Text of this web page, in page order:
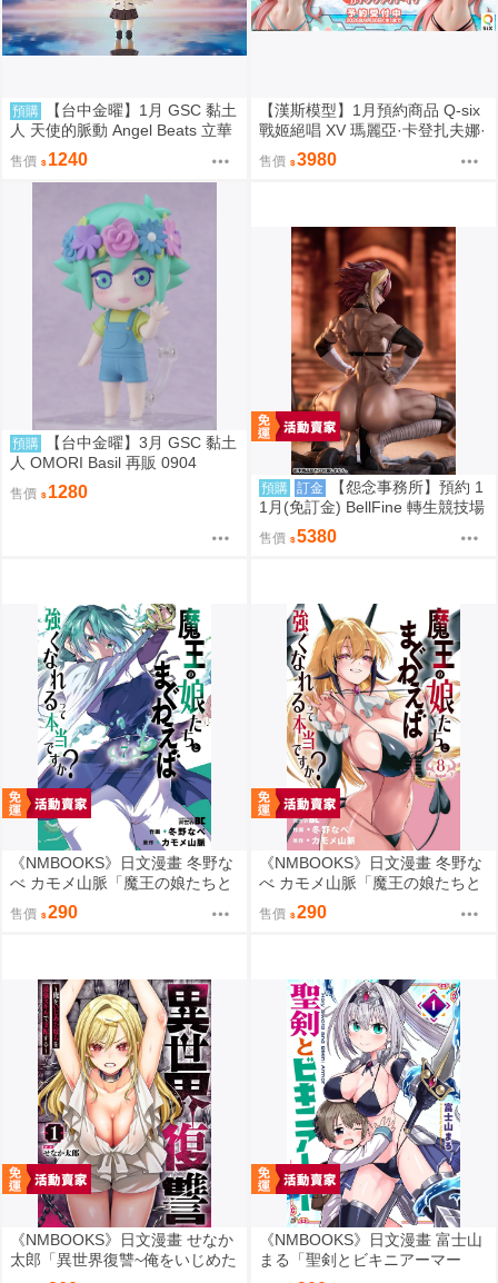
預購
【台中金曜】1月 GSC 黏土
人 天使的脈動 Angel Beats 立華
奏 再版 0904
售價 1240
【漢斯模型】1月預約商品 Q-six
戰姬絕唱 XV 瑪麗亞·卡登扎夫娜·
伊芙 通常版 油光版 1/7 PVC
售價 3980
預購
【台中金曜】3月 GSC 黏土
人 OMORI Basil 再販 0904
售價 1280 預購 訂金
【怨念事務所】預約 1
1月(免訂金) BellFine 轉生競技場
瑪爾 巴洛克 1/6 0830
售價 5380
《NMBOOKS》日文漫畫 冬野な
べ カモメ山脈「魔王の娘たちと
まぐわえば強くなれるって本当
ですか？ (7)」
售價 290
《NMBOOKS》日文漫畫 冬野な
べ カモメ山脈「魔王の娘たちと
まぐわえば強くなれるって本当
ですか？ (8)」
售價 290
《NMBOOKS》日文漫畫 せなか
太郎「異世界復讐~俺をいじめた
奴らを最強スキルで支配する~
《NMBOOKS》日文漫畫 富士山
まる「聖剣とビキニアーマー